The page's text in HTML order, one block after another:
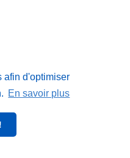
afin d'optimiser
En savoir plus